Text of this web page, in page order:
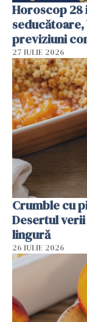
Horoscop 28
previziuni
27 IULIE 2026
Crumble cu
Desertul
lingură
26 IULIE 2026